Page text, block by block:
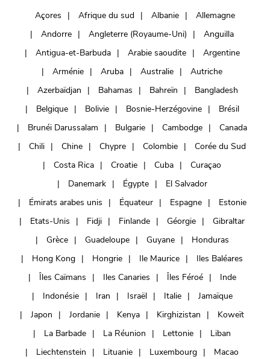
Açores Afrique du sud Albanie
Allemagne
Andorre
Angleterre (Royaume-Uni)
Anguilla
Antigua-et-Barbuda
Arabie saoudite
Argentine
Arménie
Aruba Australie
Autriche
Azerbaïdjan
Bahamas Bahreïn
Bangladesh
Belgique
Bolivie Bosnie-Herzégovine
Brésil
Brunéi Darussalam
Bulgarie Cambodge
Canada
Chili
Chine Chypre Colombie
Corée du Sud
Costa Rica
Croatie Cuba
Curaçao
Danemark
Égypte
El Salvador
Émirats arabes unis
Équateur Espagne
Estonie
Etats-Unis
Fidji Finlande Géorgie
Gibraltar
Grèce
Guadeloupe Guyane
Honduras
Hong Kong
Hongrie Ile Maurice
Iles Baléares
Îles Caïmans
Iles Canaries Îles Féroé
Inde
Indonésie
Iran Israël Italie
Jamaïque
Japon
Jordanie Kenya Kirghizistan
Koweït
La Barbade
La Réunion Lettonie
Liban
Liechtenstein
Lituanie Luxembourg
Macao